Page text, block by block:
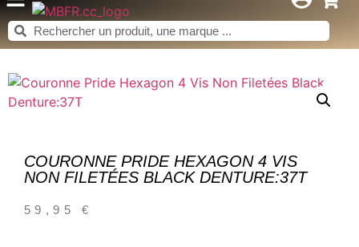
COURONNE PRIDE HEXAGON 4 VIS
NON FILETÉES BLACK DENTURE:37T
59,95€